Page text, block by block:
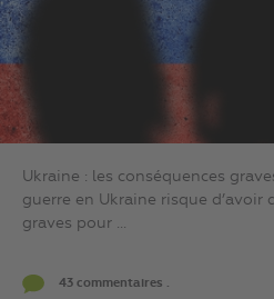
Ukraine : les conséquences
guerre en Ukraine risque d’avoir
graves pour ...
43 commentaires .